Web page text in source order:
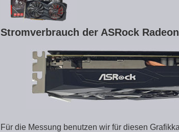
Stromverbrauch der ASRock
Für die Messung benutzen wir für diesen